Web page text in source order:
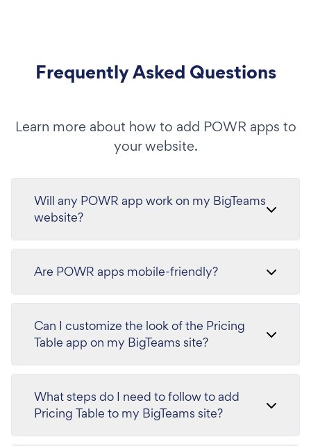
Frequently Asked Questions
Learn more about how to add POWR apps to
your website.
Will any POWR app work on my BigTeams
website?
Are POWR apps mobile-friendly?
Can I customize the look of the Pricing
Table app on my BigTeams site?
What steps do I need to follow to add
Pricing Table to my BigTeams site?